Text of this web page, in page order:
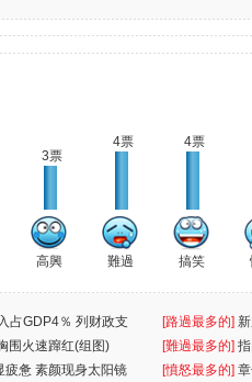
3票
高興
4票
難過
4票
搞笑
占GDP4％ 列财政支
[路過最多的]
围火速蹿红(组图) [難過最多的]
罪
疲惫 素颜现身太阳镜
[憤怒最多的]